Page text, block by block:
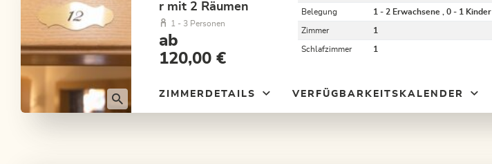
r mit 2 Räumen
1 - 3 Personen
ab
120,00 €
Belegung 1 - 2 Erwachsene , 0 - 1 Kinder
Zimmer 1
Schlafzimmer 1
ZIMMERDETAILS VERFÜGBARKEITSKALENDER